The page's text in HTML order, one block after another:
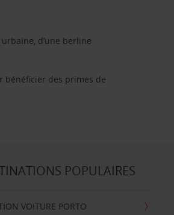
d’une berline
bénéficier des primes de
POPULAIRES
VOITURE PORTO